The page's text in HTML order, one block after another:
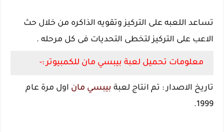
تساعد اللعبه على التركيز وتقويه الذاكره من خلال حث
الاعب على التركيز لتخطى التحديات فى كل مرحله .
معلومات تحميل لعبة بيبسي مان للكمبيوتر :-
تاريخ الاصدار : تم انتاج لعبة بيبسي مان اول مرة عام
1999.